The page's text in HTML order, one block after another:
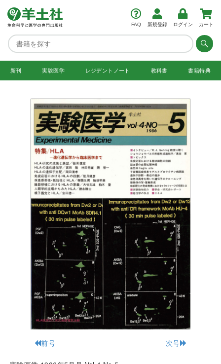
FAQ 新規登録 ログイン カート
新刊 実験医学 レジデント ノート 教科書 書籍特典
前号 次号